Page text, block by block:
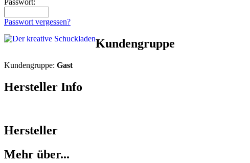
Passwort:
Passwort vergessen?
Kundengruppe
Kundengruppe: Gast
Hersteller Info
Hersteller
Mehr über...